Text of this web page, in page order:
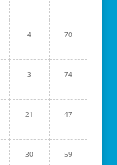
4 70
3 74
21 47
30 59